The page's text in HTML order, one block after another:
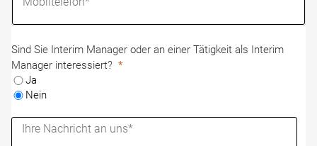
Sind Sie Interim Manager oder an einer Tätigkeit als Interim
Manager interessiert?
Ja
Nein